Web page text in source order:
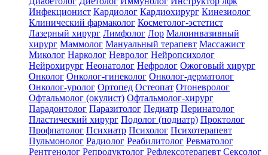
Инфекционист Кардиолог Кардиохирург Кинезиолог
Клинический фармаколог Косметолог-эстетист
Лазерный хирург Лимфолог Лор Малоинвазивный
хирург Маммолог Мануальный терапевт Массажист
Миколог Нарколог Невролог Нейропсихолог
Нейрохирург Неонатолог Нефролог Ожоговый хирург
Онколог Онколог-гинеколог Онколог-дерматолог
Онколог-уролог Ортопед Остеопат Отоневролог
Офтальмолог (окулист) Офтальмолог-хирург
Парадонтолог Паразитолог Педиатр Перинатолог
Пластический хирург Подолог (подиатр) Проктолог
Профпатолог Психиатр Психолог Психотерапевт
Пульмонолог Радиолог Реабилитолог Ревматолог
Рентгенолог Репродуктолог Рефлексотерапевт Сексолог